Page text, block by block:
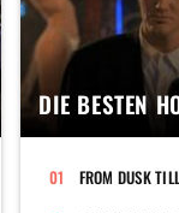
DIE BESTEN
FROM DUSK